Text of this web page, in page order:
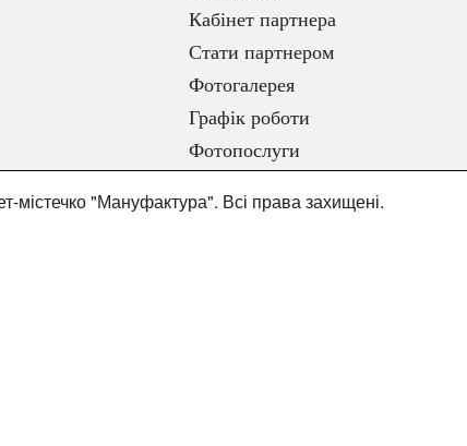
Кабінет партнера
Стати партнером
Фотогалерея
Графік роботи
Фотопослуги
містечко "Мануфактура". Всі права захищені.